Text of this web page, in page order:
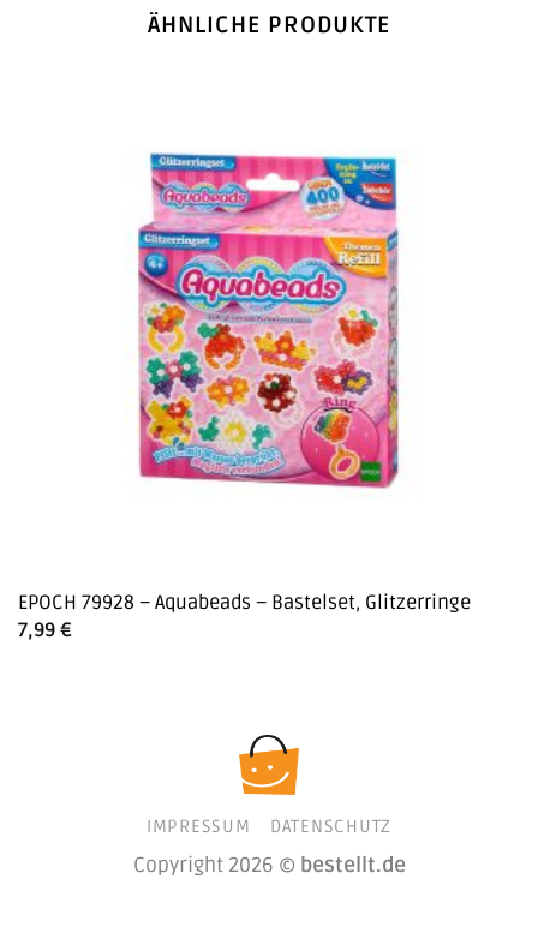
ÄHNLICHE PRODUKTE
EPOCH 79928 – Aquabeads – Bastelset, Glitzerringe
7,99 €
IMPRESSUM DATENSCHUTZ
Copyright 2026 © bestellt.de